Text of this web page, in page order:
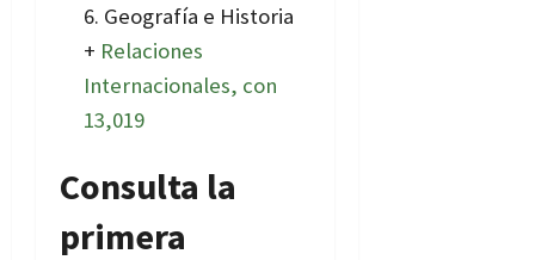
Geografía e Historia
+ Relaciones
Internacionales, con
13,019
Consulta la
primera